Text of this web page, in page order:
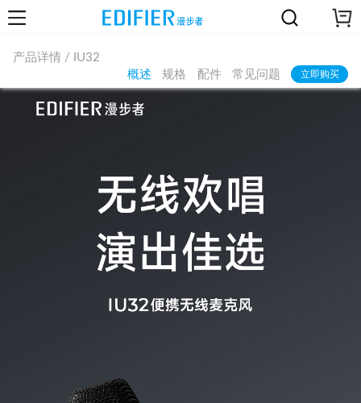
产品详情 / IU32
概述
规格 配件 常见问题 立即购买